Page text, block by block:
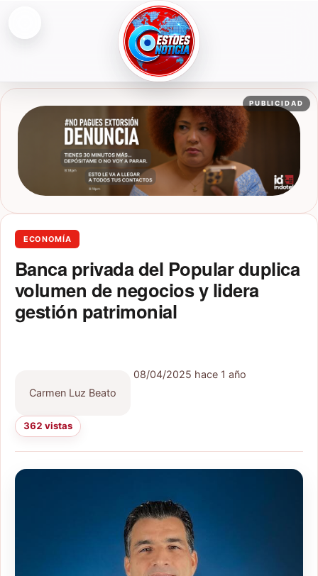
ESTOESNOTICIA|NOTICIAS
PUBLICIDAD
ECONOMÍA
Banca privada del Popular duplica
volumen de negocios y lidera
gestión patrimonial
Carmen Luz Beato
08/04/2025 hace 1 año
362 vistas